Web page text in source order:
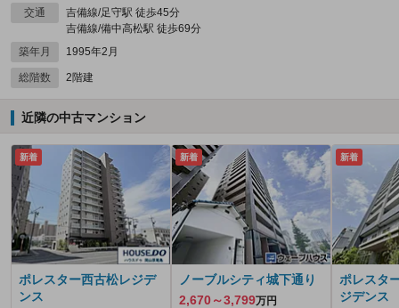
交通
吉備線/足守駅 徒歩45分
吉備線/備中高松駅 徒歩69分
築年月
1995年2月
総階数 2階建
近隣の中古マンション
新着
ポレスター西古松レジデ
ンス
新着
ノーブルシティ城下通り
2,670～3,799万円
新着
ポレスタ
ジデンス